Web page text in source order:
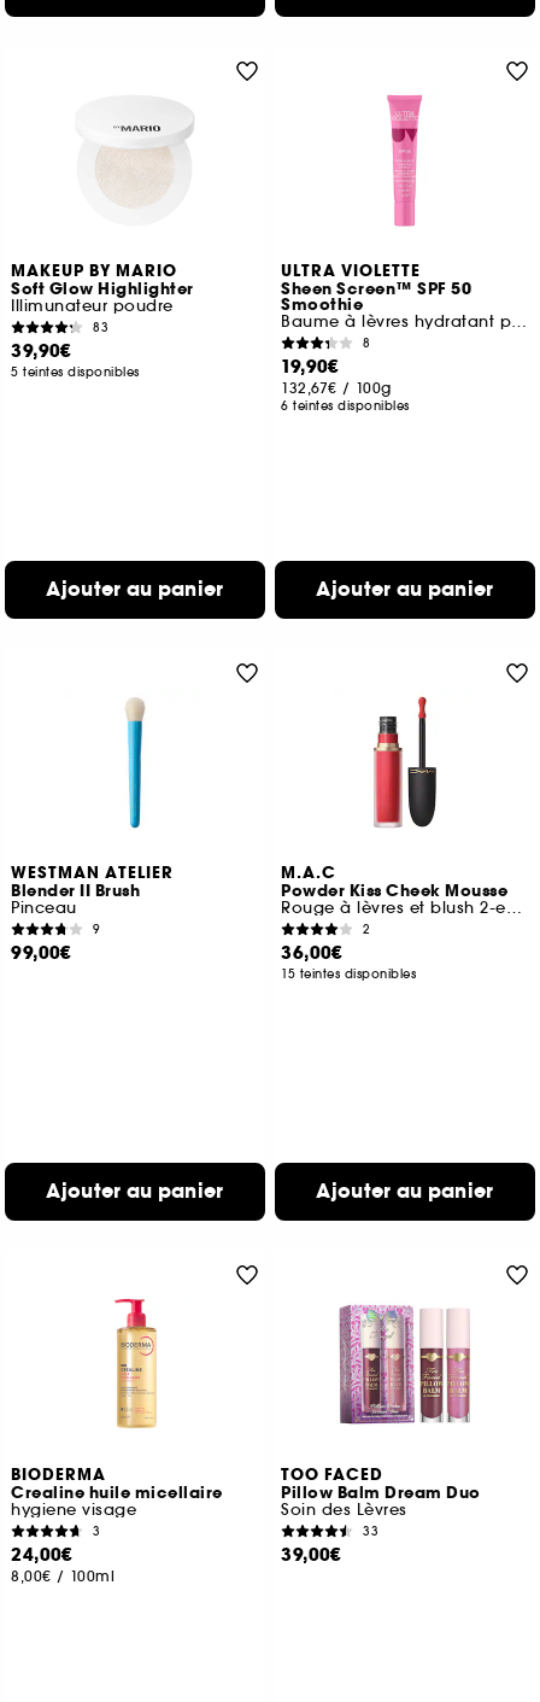
MAKEUP BY MARIO
Soft Glow Highlighter
Illimunateur poudre
83
39,90€
5 teintes disponibles
Ajouter au panier
ULTRA VIOLETTE
Sheen Screen™ SPF 50
Smoothie
Baume à lèvres hydratant protection solaire
8
19,90€
132,67€ / 100g
6 teintes disponibles
Ajouter au panier
WESTMAN ATELIER
Blender II Brush
Pinceau
9
99,00€
Ajouter au panier
M.A.C
Powder Kiss Cheek Mousse
Rouge à lèvres et blush 2-en-1
2
36,00€
15 teintes disponibles
Ajouter au panier
BIODERMA
Crealine huile micellaire
hygiene visage
3
24,00€
8,00€ / 100ml
TOO FACED
Pillow Balm Dream Duo
Soin des Lèvres
33
39,00€